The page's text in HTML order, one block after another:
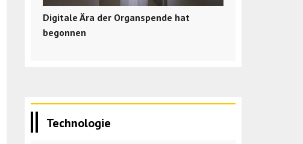
Digitale Ära der Organspende hat
begonnen
Technologie